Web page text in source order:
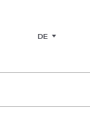
DE